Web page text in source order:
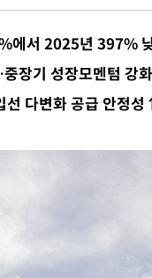
도 징역 3년
' 유병호 구속기소
의…북쪽 인바운드·남쪽 아
의성 관할 4개 면 특별재난
내린 798.81마감
에서 2025년 397%
장기 성장모멘텀 강화
선 다변화 공급 안정